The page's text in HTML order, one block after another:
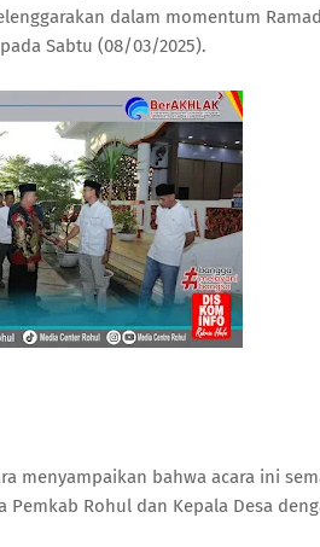
dalam momentum
Sabtu (08/03/2025).
menyampaikan bahwa acara ini
Rohul dan Kepala Desa